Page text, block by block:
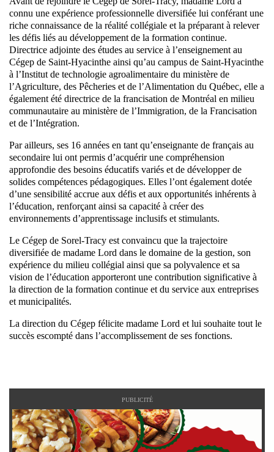
connu une expérience professionnelle diversifiée lui conférant une
riche connaissance de la réalité collégiale et la préparant à relever
les défis liés au développement de la formation continue.
Directrice adjointe des études au service à l’enseignement au
Cégep de Saint-Hyacinthe ainsi qu’au campus de Saint-Hyacinthe
à l’Institut de technologie agroalimentaire du ministère de
l’Agriculture, des Pêcheries et de l’Alimentation du Québec, elle a
également été directrice de la francisation de Montréal en milieu
communautaire au ministère de l’Immigration, de la Francisation
et de l’Intégration.
Par ailleurs, ses 16 années en tant qu’enseignante de français au
secondaire lui ont permis d’acquérir une compréhension
approfondie des besoins éducatifs variés et de développer de
solides compétences pédagogiques. Elles l’ont également dotée
d’une sensibilité accrue aux défis et aux opportunités inhérents à
l’éducation, renforçant ainsi sa capacité à créer des
environnements d’apprentissage inclusifs et stimulants.
Le Cégep de Sorel-Tracy est convaincu que la trajectoire
diversifiée de madame Lord dans le domaine de la gestion, son
expérience du milieu collégial ainsi que sa polyvalence et sa
vision de l’éducation apporteront une contribution significative à
la direction de la formation continue et du service aux entreprises
et municipalités.
La direction du Cégep félicite madame Lord et lui souhaite tout le
succès escompté dans l’accomplissement de ses fonctions.
PUBLICITÉ